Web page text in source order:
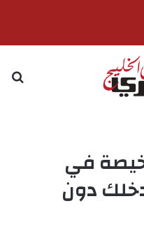
في
دون